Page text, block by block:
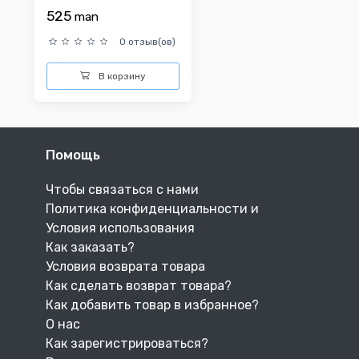
525 man
0 отзыв(ов)
В корзину
Помощь
Чтобы связаться с нами
Политика конфиденциальности и
Условия использования
Как заказать?
Условия возврата товара
Как сделать возврат товара?
Как добавить товар в избранное?
О нас
Как зарегистрироваться?